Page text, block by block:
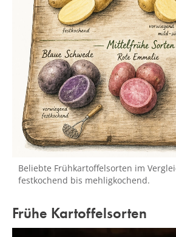
Beliebte Frühkartoffelsorten im
festkochend bis mehligkochend.
Frühe Kartoffelsorten